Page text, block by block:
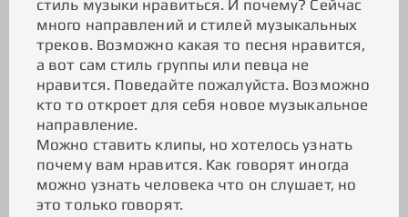
стиль музыки нравиться. И почему? Сейчас
много направлений и стилей музыкальных
треков. Возможно какая то песня нравится,
а вот сам стиль группы или певца не
нравится. Поведайте пожалуйста. Возможно
кто то откроет для себя новое музыкальное
направление.
Можно ставить клипы, но хотелось узнать
почему вам нравится. Как говорят иногда
можно узнать человека что он слушает, но
это только говорят.